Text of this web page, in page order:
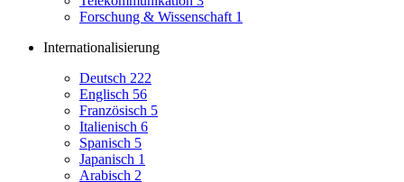
Forschung & Wissenschaft 1
Internationalisierung
Deutsch 222
Englisch 56
Französisch 5
Italienisch 6
Spanisch 5
Japanisch 1
Arabisch 2